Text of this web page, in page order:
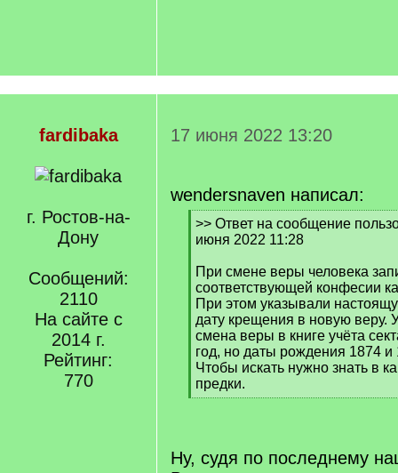
fardibaka
г. Ростов-на-
Дону
Сообщений:
2110
На сайте с
2014 г.
Рейтинг:
770
17 июня 2022 13:20
wendersnaven написал:
[
q
>> Ответ на сообщение
июня 2022 11:28
При смене веры человека
соответствующей конфесии
При этом указывали
дату крещения в новую веру.
смена веры в книге учёта
год, но даты рождения 1874 и
Чтобы искать нужно знать в
предки.
[
Ну, судя по последнему